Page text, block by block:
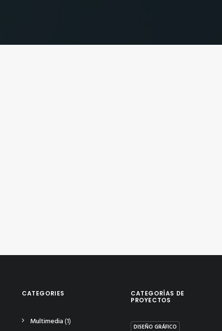
CATEGORIES
Multimedia(1)
CATEGORÍAS DE
PROYECTOS
DISEÑO GRÁFICO